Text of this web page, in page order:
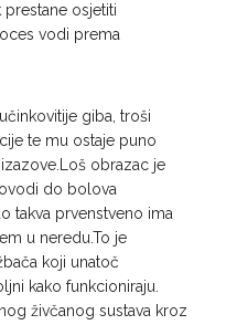
osjetiti
vodi prema
giba, troši
te mu ostaje puno
obrazac je
do bolova
takva prvenstveno ima
u neredu.To je
koji unatoč
kako funkcioniraju.
živčanog sustava kroz